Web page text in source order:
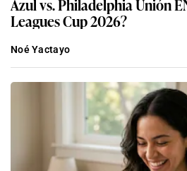
Azul vs. Philadelphia Unión
Leagues Cup 2026?
Noé Yactayo